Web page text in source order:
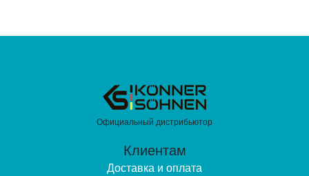
Официальный дистрибьютор
Клиентам
Доставка и оплата